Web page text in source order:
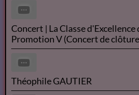
Florian Pons's Preliminary
Schoenfeld International String
Florian Pons - Classe